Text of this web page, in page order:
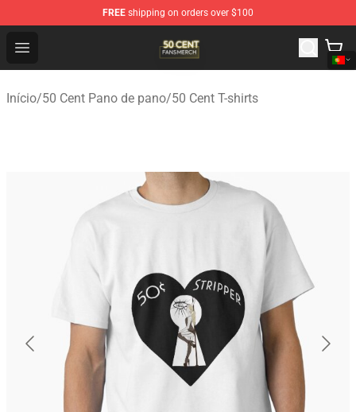
FREE shipping on orders over $100
Open menu
50 Cent Shop - Official 50 Cent Merchandise Store
Início/50 Cent Pano de pano/50 Cent T-shirts